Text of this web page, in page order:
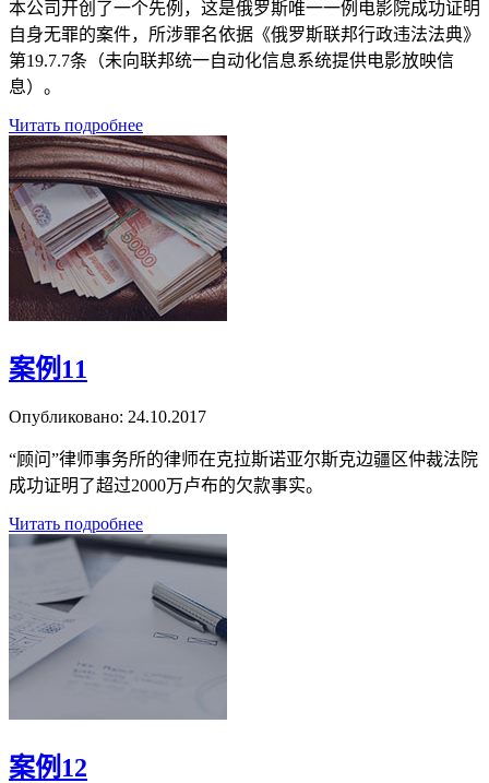
本公司开创了一个先例，这是俄罗斯唯一一例电影院成功证明
自身无罪的案件，所涉罪名依据《俄罗斯联邦行政违法法典》
第19.7.7条（未向联邦统一自动化信息系统提供电影放映信
息）。
Читать подробнее
案例11
Опубликовано: 24.10.2017
“顾问”律师事务所的律师在克拉斯诺亚尔斯克边疆区仲裁法院
成功证明了超过2000万卢布的欠款事实。
Читать подробнее
案例12